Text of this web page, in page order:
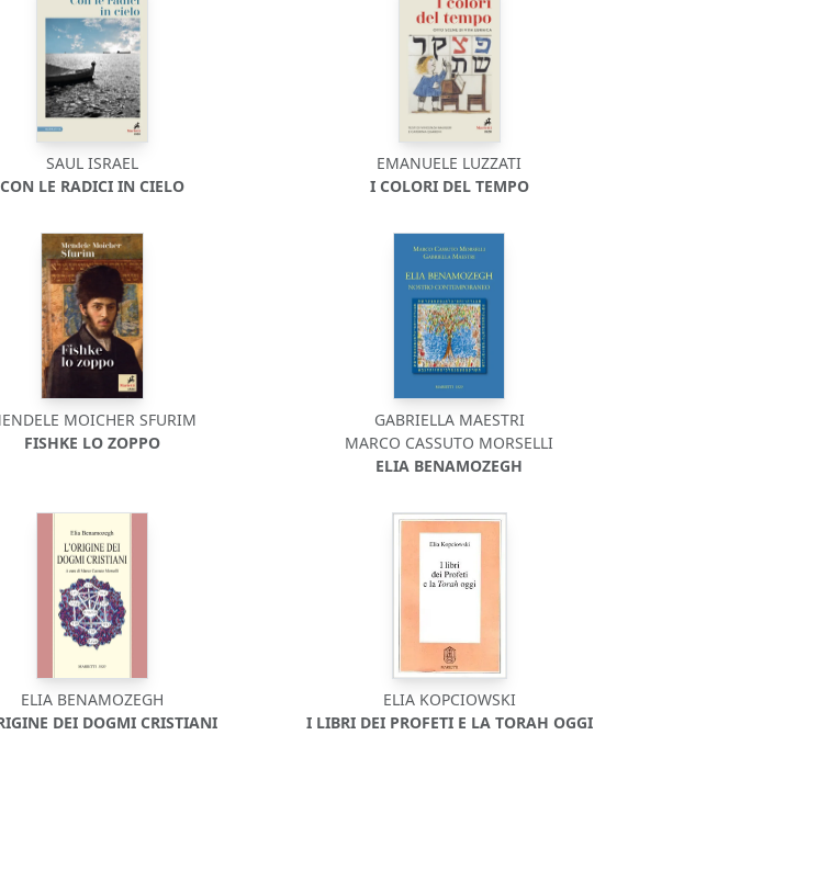
SAUL ISRAEL
CON LE RADICI IN CIELO
EMANUELE LUZZATI
I COLORI DEL TEMPO
MOICHER SFURIM
FISHKE LO ZOPPO
GABRIELLA MAESTRI
MARCO CASSUTO MORSELLI
ELIA BENAMOZEGH
ELIA BENAMOZEGH
DEI DOGMI CRISTIANI
ELIA KOPCIOWSKI
I LIBRI DEI PROFETI E LA TORAH OGGI